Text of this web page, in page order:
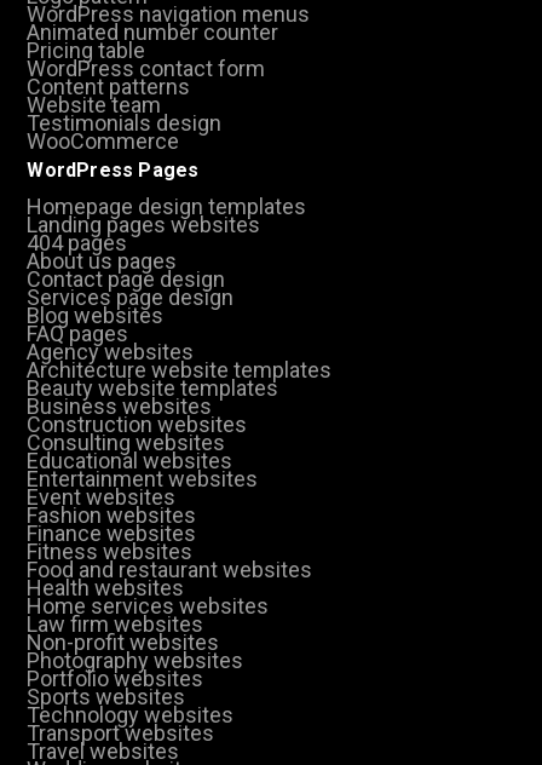
WordPress navigation menus
Animated number counter
Pricing table
WordPress contact form
Content patterns
Website team
Testimonials design
WooCommerce
WordPress Pages
Homepage design templates
Landing pages websites
404 pages
About us pages
Contact page design
Services page design
Blog websites
FAQ pages
Agency websites
Architecture website templates
Beauty website templates
Business websites
Construction websites
Consulting websites
Educational websites
Entertainment websites
Event websites
Fashion websites
Finance websites
Fitness websites
Food and restaurant websites
Health websites
Home services websites
Law firm websites
Non-profit websites
Photography websites
Portfolio websites
Sports websites
Technology websites
Transport websites
Travel websites